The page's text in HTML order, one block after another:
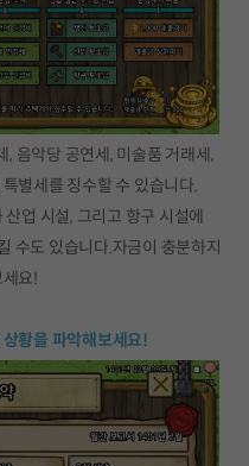
, 음악당 공연세, 미술품 거래세,
별세를 징수할 수 있습니다.
업 시설, 그리고 항구 시설에
수도 있습니다.자금이 충분하지
요!
황을 파악해보세요!